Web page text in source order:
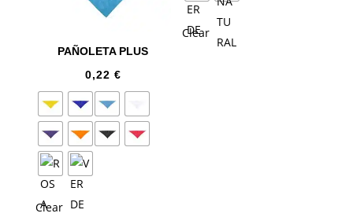
PAÑOLETA PLUS
0,22 €
Clear
Clear